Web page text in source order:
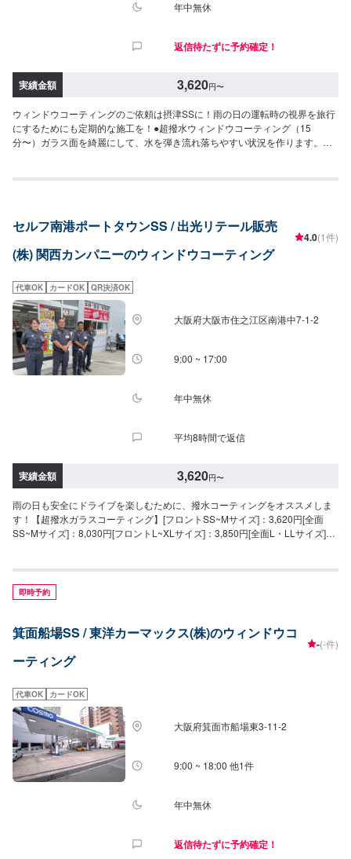
年中無休
返信待たずに予約確定！
実績金額 3,620円〜
ウィンドウコーティングのご依頼は摂津SSに！雨の日の運転時の視界を旅行
にするためにも定期的な施工を！●超撥水ウィンドウコーティング（15
分〜）ガラス面を綺麗にして、水を弾き流れ落ちやすい状況を作ります。◆
円（XLサイズ）●油膜取り（15分〜）雨天時に視界をさまたあげつぎらつく
セルフ南港ポートタウンSS / 出光リテール販売
(株) 関西カンパニーのウィンドウコーティング
4.0(1件)
代車OK カードOK QR決済OK
大阪府大阪市住之江区南港中7-1-2
9:00 ~ 17:00
年中無休
平均8時間で返信
実績金額 3,620円〜
雨の日も安全にドライブを楽しむために、撥水コーティングをオススメしま
す！【超撥水ガラスコーティング】[フロントSS~Mサイズ]：3,620円[全面
SS~Mサイズ]：8,030円[フロントL~XLサイズ]：3,850円[全面L・LLサイズ]：
即時予約
箕面船場SS / 東洋カーマックス(株)のウィンドウコ
ーティング
-(-件)
代車OK カードOK
大阪府箕面市船場東3-11-2
9:00 ~ 18:00 他1件
年中無休
返信待たずに予約確定！